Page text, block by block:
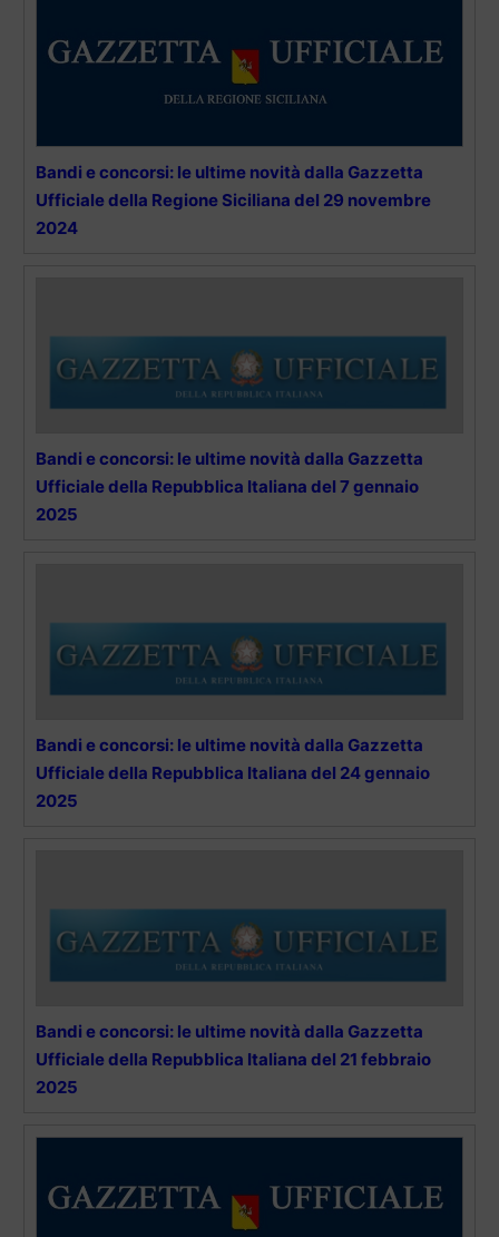
Bandi e concorsi: le ultime novità dalla Gazzetta
Ufficiale della Regione Siciliana del 29 novembre
2024
Bandi e concorsi: le ultime novità dalla Gazzetta
Ufficiale della Repubblica Italiana del 7 gennaio
2025
Bandi e concorsi: le ultime novità dalla Gazzetta
Ufficiale della Repubblica Italiana del 24 gennaio
2025
Bandi e concorsi: le ultime novità dalla Gazzetta
Ufficiale della Repubblica Italiana del 21 febbraio
2025